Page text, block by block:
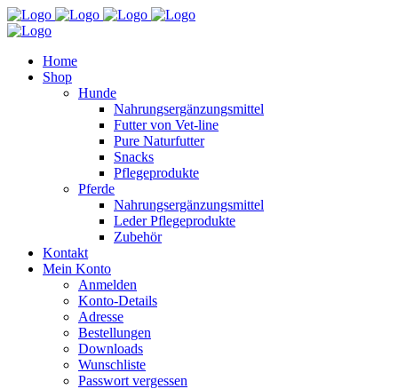
Home
Shop
Hunde
Nahrungsergänzungsmittel
Futter von Vet-line
Pure Naturfutter
Snacks
Pflegeprodukte
Pferde
Nahrungsergänzungsmittel
Leder Pflegeprodukte
Zubehör
Kontakt
Mein Konto
Anmelden
Konto-Details
Adresse
Bestellungen
Downloads
Wunschliste
Passwort vergessen